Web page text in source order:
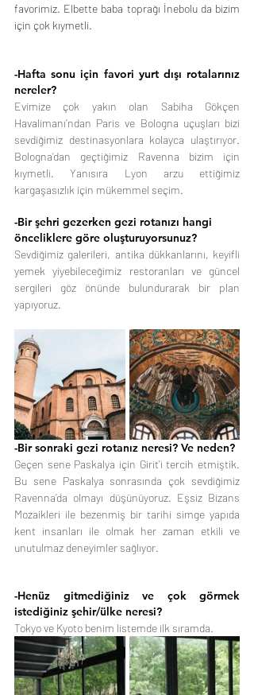
favorimiz. Elbette baba toprağı İnebolu da bizim
için çok kıymetli.
-Hafta sonu için favori yurt dışı rotalarınız
nereler?
Evimize çok yakın olan Sabiha Gökçen
Havalimanı’ndan Paris ve Bologna uçuşları bizi
sevdiğimiz destinasyonlara kolayca ulaştırıyor.
Bologna’dan geçtiğimiz Ravenna bizim için
kıymetli. Yanısıra Lyon arzu ettiğimiz
kargaşasızlık için mükemmel seçim.
-Bir şehri gezerken gezi rotanızı hangi
önceliklere göre oluşturuyorsunuz?
Sevdiğimiz galerileri, antika dükkanlarını, keyifli
yemek yiyebileceğimiz restoranları ve güncel
sergileri göz önünde bulundurarak bir plan
yapıyoruz.
-Bir sonraki gezi rotanız neresi? Ve neden?
Geçen sene Paskalya için Girit’i tercih etmiştik.
Bu sene Paskalya sonrasında çok sevdiğimiz
Ravenna’da olmayı düşünüyoruz. Eşsiz Bizans
Mozaikleri ile bezenmiş bir tarihi simge yapıda
kent insanları ile olmak her zaman etkili ve
unutulmaz deneyimler sağlıyor.
-Henüz gitmediğiniz ve çok görmek
istediğiniz şehir/ülke neresi?
Tokyo ve Kyoto benim listemde ilk sıramda.